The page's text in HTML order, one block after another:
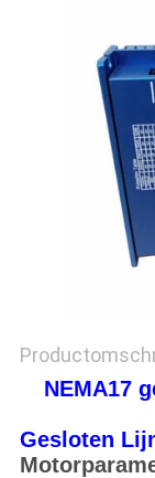
NEMA17
Gesloten